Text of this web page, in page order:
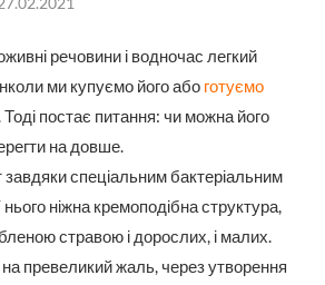
речовини і водночас легкий
ми купуємо його або готуємо
Тоді постає питання: чи можна його
на довше.
спеціальним бактеріальним
ніжна кремоподібна структура,
стравою і дорослих, і малих.
превеликий жаль, через утворення